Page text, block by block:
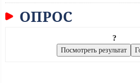
ОПРОС
?